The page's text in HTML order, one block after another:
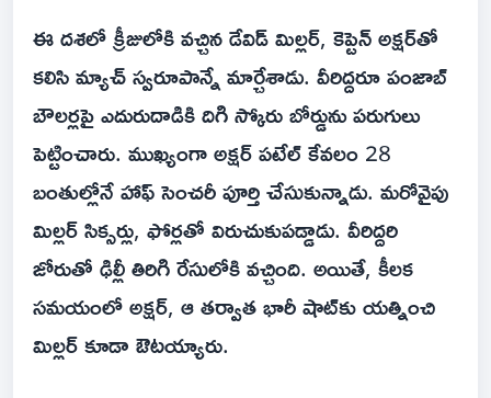
ఈ దశలో క్రీజులోకి వచ్చిన డేవిడ్ మిల్లర్, కెప్టెన్ అక్షర్‌తో
కలిసి మ్యాచ్ స్వరూపాన్నే మార్చేశాడు. వీరిద్దరూ పంజాబ్
బౌలర్లపై ఎదురుదాడికి దిగి స్కోరు బోర్డును పరుగులు
పెట్టించారు. ముఖ్యంగా అక్షర్ పటేల్ కేవలం 28
బంతుల్లోనే హాఫ్ సెంచరీ పూర్తి చేసుకున్నాడు. మరోవైపు
మిల్లర్ సిక్సర్లు, ఫోర్లతో విరుచుకుపడ్డాడు. వీరిద్దరి
జోరుతో ఢిల్లీ తిరిగి రేసులోకి వచ్చింది. అయితే, కీలక
సమయంలో అక్షర్, ఆ తర్వాత భారీ షాట్‌కు యత్నించి
మిల్లర్ కూడా ఔటయ్యారు.